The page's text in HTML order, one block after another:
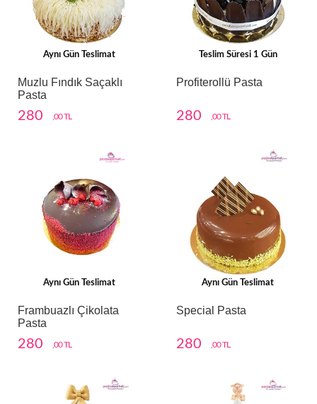
Aynı Gün Teslimat
Muzlu Fındık Saçaklı
Pasta
280 ,00 TL
Teslim Süresi 1 Gün
Profiterollü Pasta
280 ,00 TL
Aynı Gün Teslimat
Frambuazlı Çikolata
Pasta
280 ,00 TL
Aynı Gün Teslimat
Special Pasta
280 ,00 TL